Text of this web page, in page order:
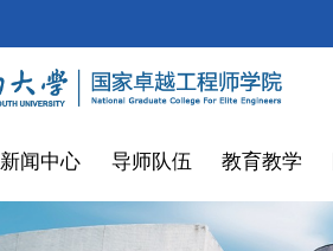
新闻中心 导师队伍 教育教学